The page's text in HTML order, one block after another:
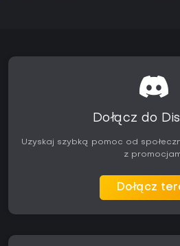
Dołącz do
Uzyskaj szybką pomoc od
z
Dołącz